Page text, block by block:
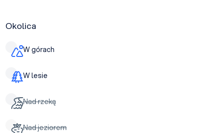
Okolica
W górach
W lesie
Nad rzeką
Nad jeziorem